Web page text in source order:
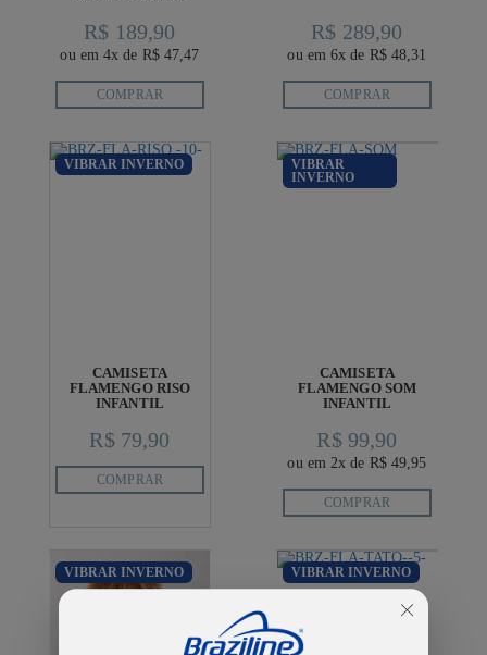
R$ 189,90
ou em 4x de R$ 47,47
COMPRAR
R$ 289,90
ou em 6x de R$ 48,31
COMPRAR
VIBRAR INVERNO
CAMISETA
FLAMENGO RISO
INFANTIL
R$ 79,90
COMPRAR
VIBRAR
INVERNO
CAMISETA
FLAMENGO SOM
INFANTIL
R$ 99,90
ou em 2x de R$ 49,95
COMPRAR
VIBRAR INVERNO VIBRAR INVERNO